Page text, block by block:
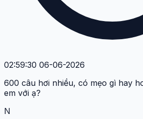
02:59:30 06-06-2026
600 câu hơi nhiều, có mẹo gì hay
em với ạ?
N